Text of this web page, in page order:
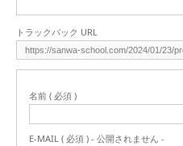
トラックバック URL
名前 ( 必須 )
E-MAIL ( 必須 ) - 公開されません -